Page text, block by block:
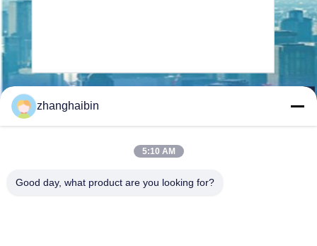
Senden Sie
zhanghaibin
5:10 AM
Good day, what product are you looking for?